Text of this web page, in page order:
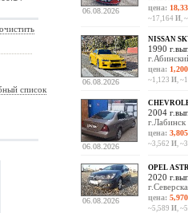
очистить
список
06.08.2026 цена:
~17,164 И,
06.08.2026
NISSAN
1990
цена:
~1,123 И,
06.08.2026
2004
г.Лабинск
цена:
~3,562 И,
06.08.2026
OPEL
2020
цена:
~5,589 И,